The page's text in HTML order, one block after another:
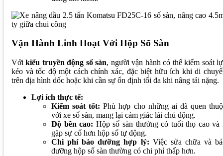
Vận Hành Linh Hoạt Với Hộp Số Sàn
Vớikiểu truyền động số sàn, người vận hành có thể kiểm soát
kéo và tốc độ một cách chính xác, đặc biệt hữu ích khi di
trên địa hình dốc hoặc khi cần sự ổn định tối đa khi nâng tải nặng.
Lợi ích thực tế:
Kiểm soát tốt: Phù hợp cho những ai đã quen
với xe số sàn, mang lại cảm giác lái chủ động.
Độ bền cao: Hộp số sàn thường có tuổi thọ cao và
gặp sự cố hơn hộp số tự động.
Chi phí bảo dưỡng hợp lý: Việc sửa chữa và
dưỡng hộp số sàn thường có chi phí thấp hơn.